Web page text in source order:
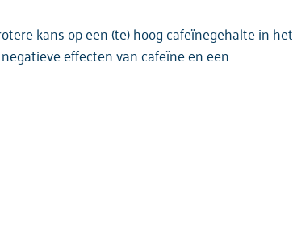
kans op een (te) hoog cafeïnegehalte in het
effecten van cafeïne en een